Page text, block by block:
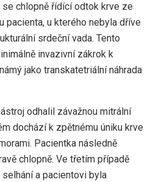
chlopně řídící odtok krve ze
pacienta, u kterého nebyla dříve
srdeční vada. Tento
invazivní zákrok k
jako transkatetriální náhrada
odhalil závažnou mitrální
dochází k zpětnému úniku krve
Pacientka následně
chlopně. Ve třetím případě
a pacientovi byla